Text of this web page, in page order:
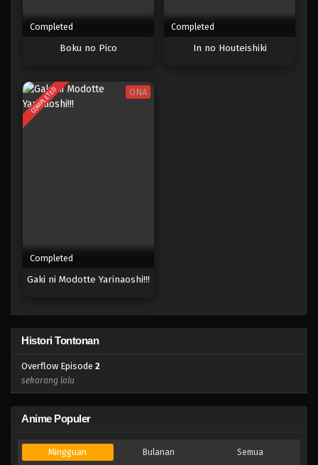
Completed
Boku no Pico
Completed
In no Houteishiki
COMPLETED ONA
Completed
Gaki ni Modotte Yarinaoshi!!!
Histori Tontonan
Overflow Episode 2
sekarang lalu
Anime Populer
Mingguan Bulanan Semua